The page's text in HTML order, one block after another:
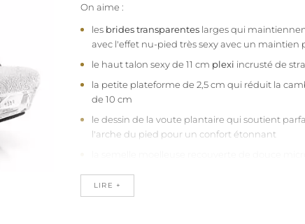
On aime :
les brides transparentes larges qui
avec l'effet nu-pied très sexy avec un maintien
le haut talon sexy de 11 cm plexi incrusté de
la petite plateforme de 2,5 cm qui réduit la
de 10 cm
le dessin de la voute plantaire qui soutient
l'arche du pied pour un confort étonnant
la qualité de fabrication Pleaser vegan, sans
LIRE +